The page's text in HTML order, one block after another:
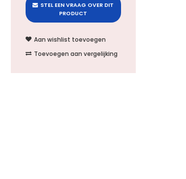
STEL EEN VRAAG OVER DIT
PRODUCT
Aan wishlist toevoegen
Toevoegen aan vergelijking